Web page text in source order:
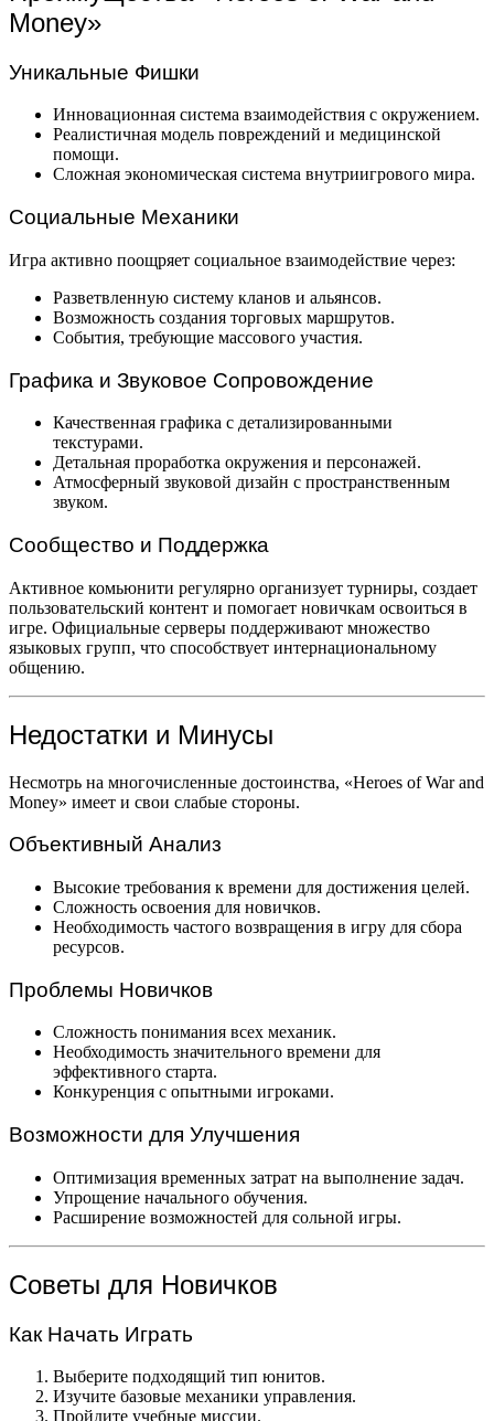
Money»
Уникальные Фишки
Инновационная система взаимодействия с окружением.
Реалистичная модель повреждений и медицинской
помощи.
Сложная экономическая система внутриигрового мира.
Социальные Механики
Игра активно поощряет социальное взаимодействие через:
Разветвленную систему кланов и альянсов.
Возможность создания торговых маршрутов.
События, требующие массового участия.
Графика и Звуковое Сопровождение
Качественная графика с детализированными
текстурами.
Детальная проработка окружения и персонажей.
Атмосферный звуковой дизайн с пространственным
звуком.
Сообщество и Поддержка
Активное комьюнити регулярно организует турниры, создает
пользовательский контент и помогает новичкам освоиться в
игре. Официальные серверы поддерживают множество
языковых групп, что способствует интернациональному
общению.
Недостатки и Минусы
Несмотрь на многочисленные достоинства, «Heroes of War and
Money» имеет и свои слабые стороны.
Объективный Анализ
Высокие требования к времени для достижения целей.
Сложность освоения для новичков.
Необходимость частого возвращения в игру для сбора
ресурсов.
Проблемы Новичков
Сложность понимания всех механик.
Необходимость значительного времени для
эффективного старта.
Конкуренция с опытными игроками.
Возможности для Улучшения
Оптимизация временных затрат на выполнение задач.
Упрощение начального обучения.
Расширение возможностей для сольной игры.
Советы для Новичков
Как Начать Играть
Выберите подходящий тип юнитов.
Изучите базовые механики управления.
Пройдите учебные миссии.